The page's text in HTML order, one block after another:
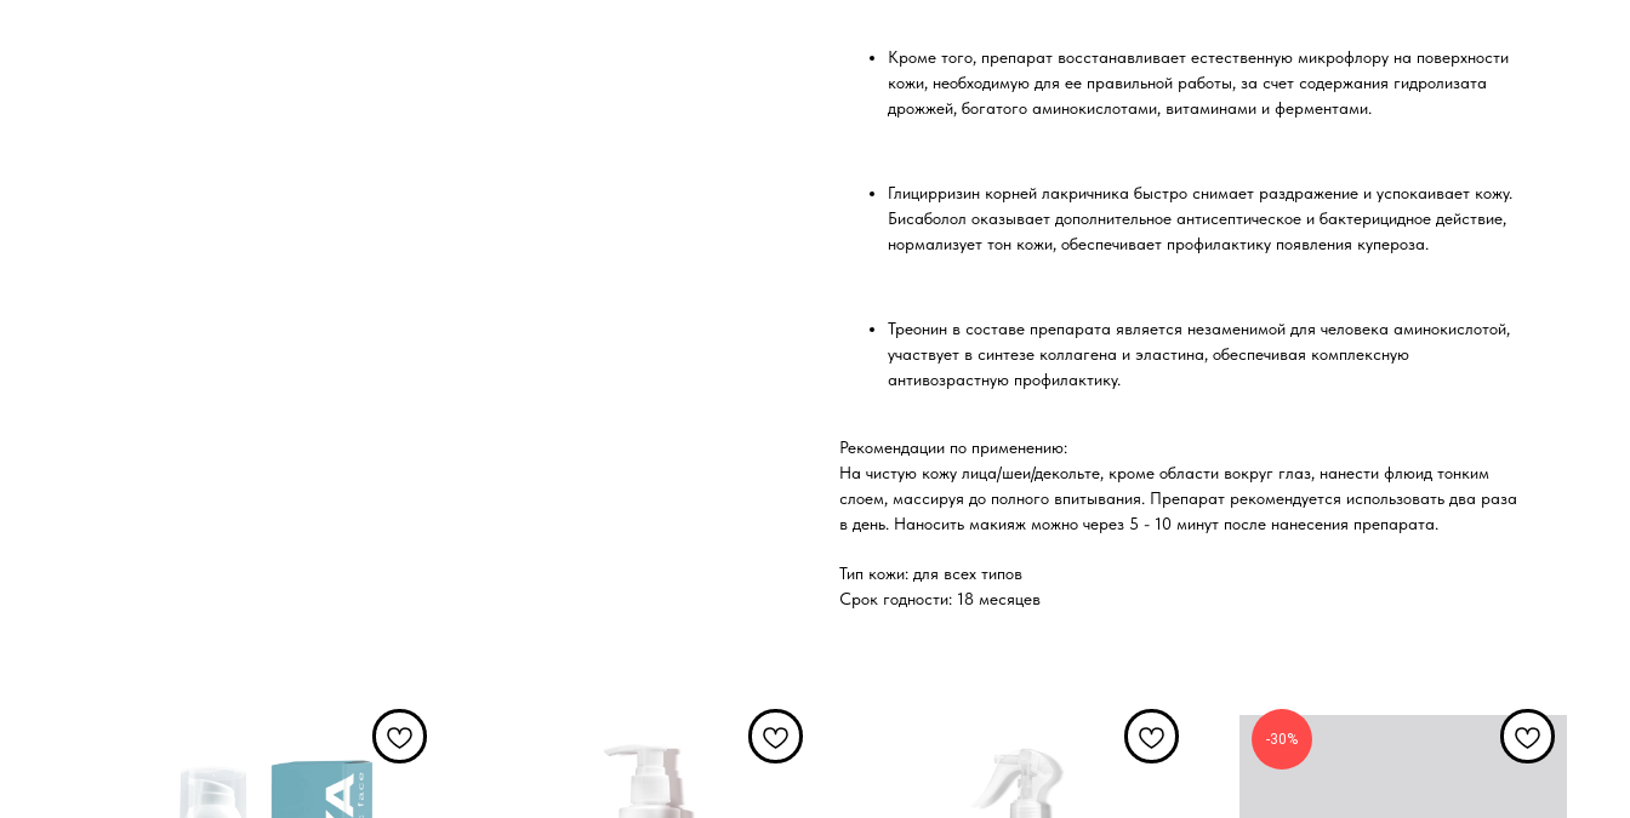
Кроме того, препарат восстанавливает естественную микрофлору на поверхности
кожи, необходимую для ее правильной работы, за счет содержания гидролизата
дрожжей, богатого аминокислотами, витаминами и ферментами.
Глицирризин корней лакричника быстро снимает раздражение и успокаивает кожу.
Бисаболол оказывает дополнительное антисептическое и бактерицидное действие,
нормализует тон кожи, обеспечивает профилактику появления купероза.
Треонин в составе препарата является незаменимой для человека аминокислотой,
участвует в синтезе коллагена и эластина, обеспечивая комплексную
антивозрастную профилактику.
Рекомендации по применению:
На чистую кожу лица/шеи/декольте, кроме области вокруг глаз, нанести флюид тонким
слоем, массируя до полного впитывания. Препарат рекомендуется использовать два раза
в день. Наносить макияж можно через 5 - 10 минут после нанесения препарата.
Тип кожи: для всех типов
Срок годности: 18 месяцев
-30%